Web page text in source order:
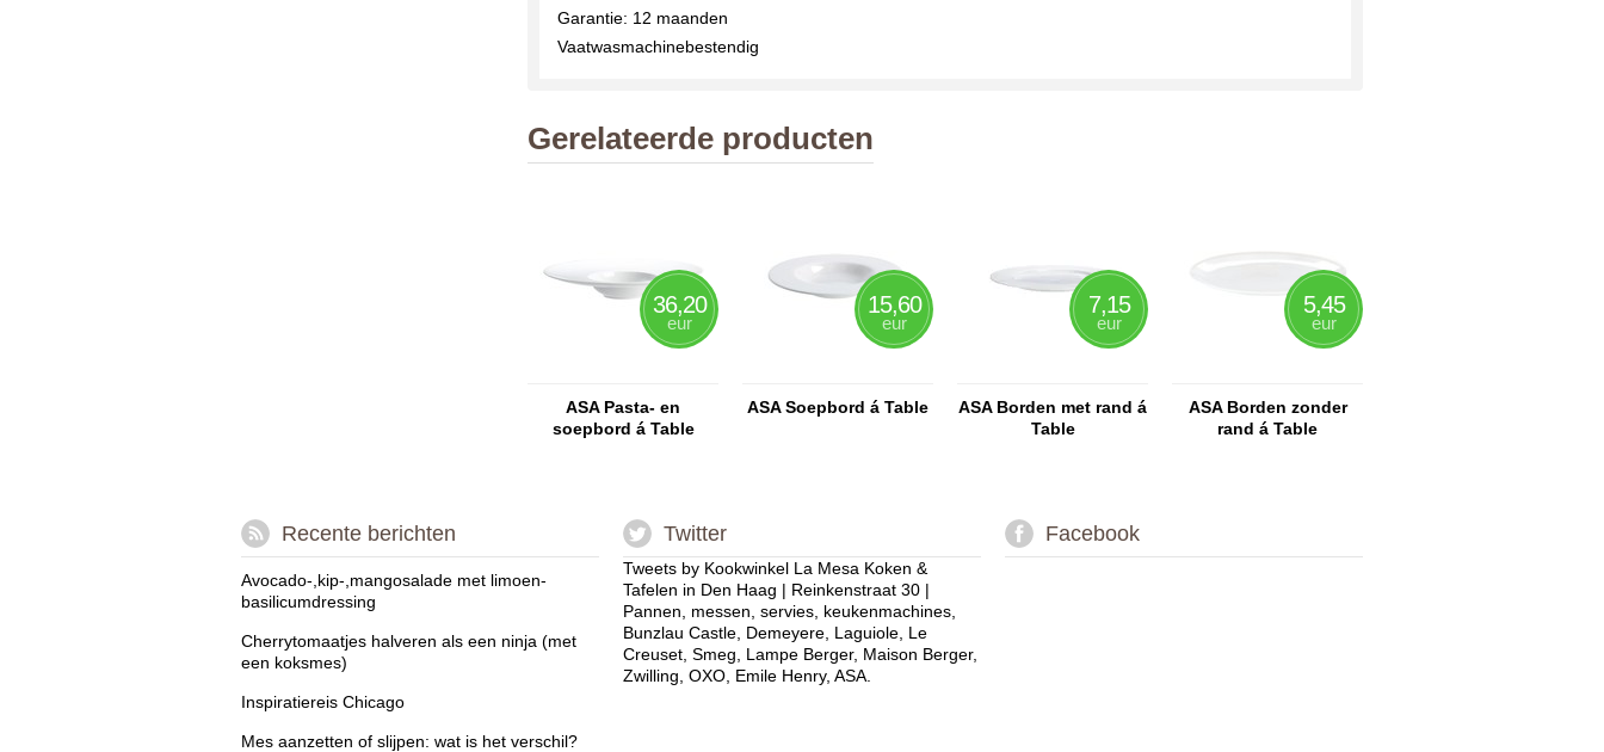
Garantie: 12 maanden
Vaatwasmachinebestendig
Gerelateerde producten
36,20
eur
ASA Pasta- en
soepbord á Table
15,60
eur
ASA Soepbord á Table
7,15
eur
ASA Borden met rand á
Table
5,45
eur
ASA Borden zonder
rand á Table
Recente berichten
Avocado-,kip-,mangosalade met limoen-
basilicumdressing
Cherrytomaatjes halveren als een ninja (met
een koksmes)
Inspiratiereis Chicago
Mes aanzetten of slijpen: wat is het verschil?
Twitter
Tweets by Kookwinkel La Mesa Koken &
Tafelen in Den Haag | Reinkenstraat 30 |
Pannen, messen, servies, keukenmachines,
Bunzlau Castle, Demeyere, Laguiole, Le
Creuset, Smeg, Lampe Berger, Maison Berger,
Zwilling, OXO, Emile Henry, ASA.
Facebook